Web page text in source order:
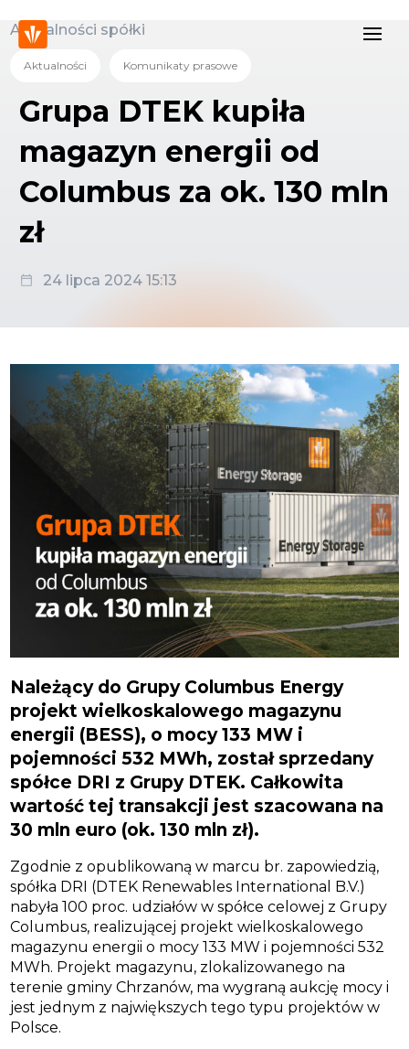
Aktualności spółki
Aktualności Komunikaty prasowe
Grupa DTEK kupiła
magazyn energii od
Columbus za ok. 130 mln
zł
24 lipca 2024 15:13
Należący do Grupy Columbus Energy
projekt wielkoskalowego magazynu
energii (BESS), o mocy 133 MW i
pojemności 532 MWh, został sprzedany
spółce DRI z Grupy DTEK. Całkowita
wartość tej transakcji jest szacowana na
30 mln euro (ok. 130 mln zł).
Zgodnie z opublikowaną w marcu br. zapowiedzią,
spółka DRI (DTEK Renewables International B.V.)
nabyła 100 proc. udziałów w spółce celowej z Grupy
Columbus, realizującej projekt wielkoskalowego
magazynu energii o mocy 133 MW i pojemności 532
MWh. Projekt magazynu, zlokalizowanego na
terenie gminy Chrzanów, ma wygraną aukcję mocy i
jest jednym z największych tego typu projektów w
Polsce.